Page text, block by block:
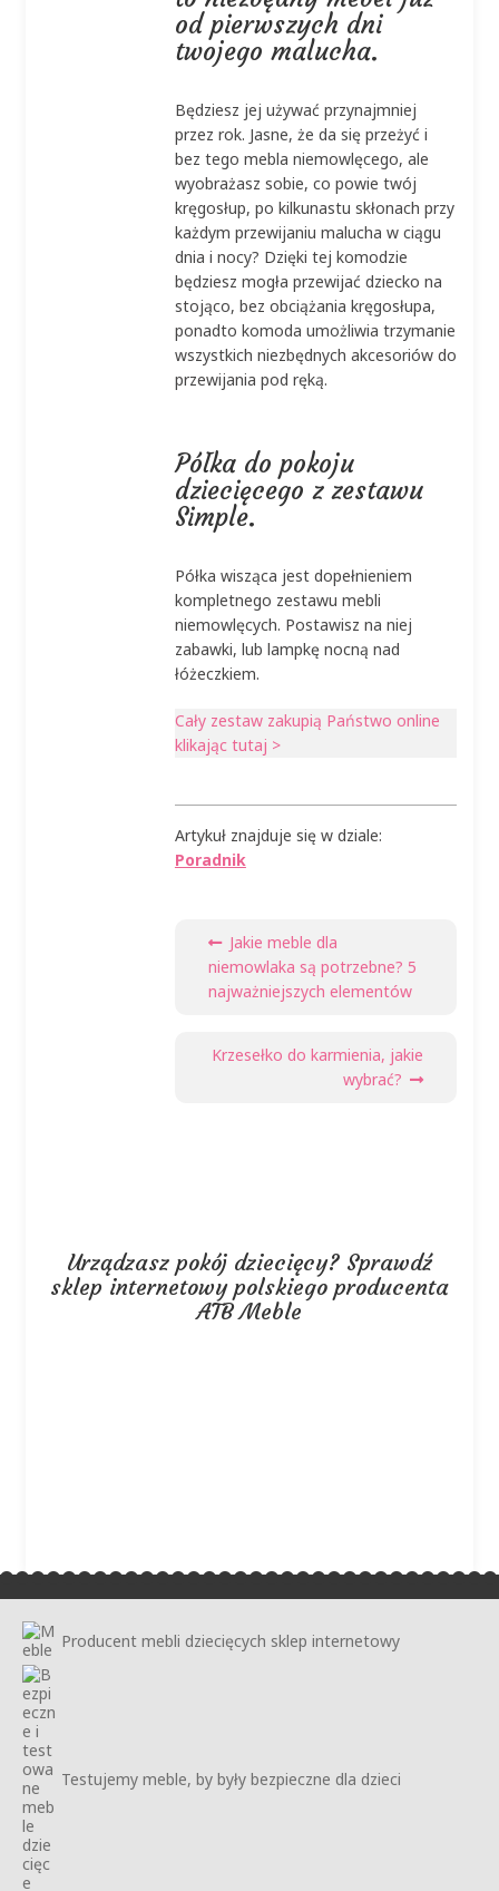
od pierwszych dni
twojego malucha.
Będziesz jej używać przynajmniej
przez rok. Jasne, że da się przeżyć i
bez tego mebla niemowlęcego, ale
wyobrażasz sobie, co powie twój
kręgosłup, po kilkunastu skłonach przy
każdym przewijaniu malucha w ciągu
dnia i nocy? Dzięki tej komodzie
będziesz mogła przewijać dziecko na
stojąco, bez obciążania kręgosłupa,
ponadto komoda umożliwia trzymanie
wszystkich niezbędnych akcesoriów do
przewijania pod ręką.
Półka do pokoju
dziecięcego z zestawu
Simple.
Półka wisząca jest dopełnieniem
kompletnego zestawu mebli
niemowlęcych. Postawisz na niej
zabawki, lub lampkę nocną nad
łóżeczkiem.
Cały zestaw zakupią Państwo online
klikając tutaj >
Artykuł znajduje się w dziale:
Poradnik
Nawigacja
wpisu
Poprzedni
wpis:
Jakie meble dla
niemowlaka są potrzebne? 5
najważniejszych elementów
Następny
Krzesełko do karmienia, jakie
wybrać?
Urządzasz pokój dziecięcy? Sprawdź
sklep internetowy polskiego producenta
ATB Meble
Producent mebli dziecięcych sklep internetowy
Testujemy meble, by były bezpieczne dla dzieci